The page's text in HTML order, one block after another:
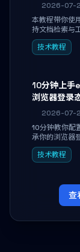
2026-07-
本教程带你使
持文档检索与
过环境配置、
南，学完即可
技术教程
10分钟上手
浏览器登录
2026-07-
10分钟教你
承你的浏览器
取数据，无需
日常使用。
技术教程
查